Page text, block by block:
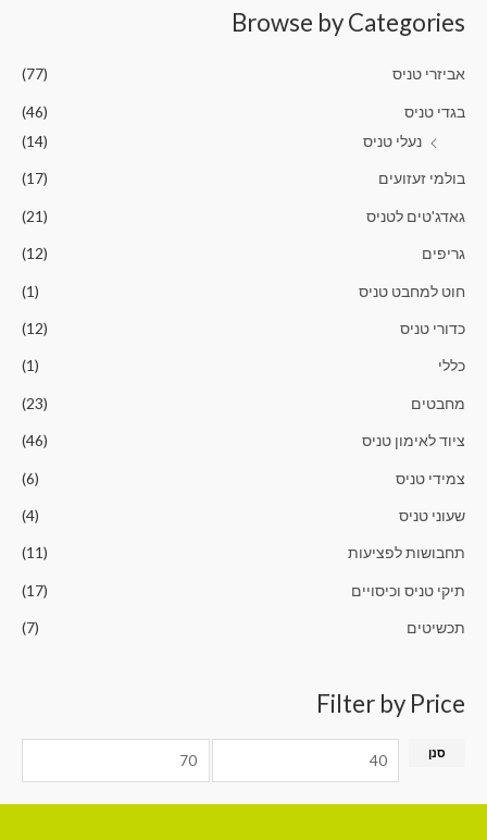
ת
Browse by Categories
אביזרי טניס (77)
בגדי טניס
(46)
נעלי טניס
(14)
בולמי זעזועים (17)
גאדג'טים לטניס (21)
גריפים (12)
חוט למחבט טניס (1)
כדורי טניס (12)
כללי (1)
מחבטים (23)
ציוד לאימון טניס (46)
צמידי טניס (6)
שעוני טניס (4)
תחבושות לפציעות (11)
תיקי טניס וכיסויים (17)
תכשיטים (7)
Filter by Price
סנן